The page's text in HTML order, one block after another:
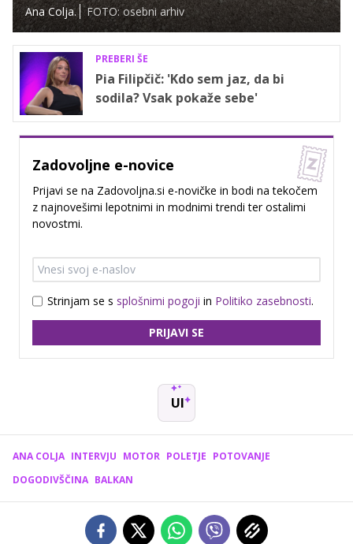
Ana Colja. FOTO: osebni arhiv
PREBERI ŠE
Pia Filipčič: 'Kdo sem jaz, da bi
sodila? Vsak pokaže sebe'
Zadovoljne e-novice
Prijavi se na Zadovoljna.si e-novičke in bodi na tekočem
z najnovešimi lepotnimi in modnimi trendi ter ostalimi
novostmi.
Strinjam se s splošnimi pogoji in Politiko zasebnosti.
PRIJAVI SE
UI
ANA COLJA INTERVJU MOTOR POLETJE POTOVANJE
DOGODIVŠČINA BALKAN